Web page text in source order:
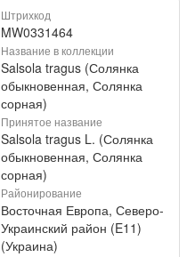
Штрихкод
MW0331464
Название в коллекции
Salsola tragus (Солянка
обыкновенная, Солянка
сорная)
Принятое название
Salsola tragus L. (Солянка
обыкновенная, Солянка
сорная)
Районирование
Восточная Европа, Северо-
Украинский район (E11)
(Украина)